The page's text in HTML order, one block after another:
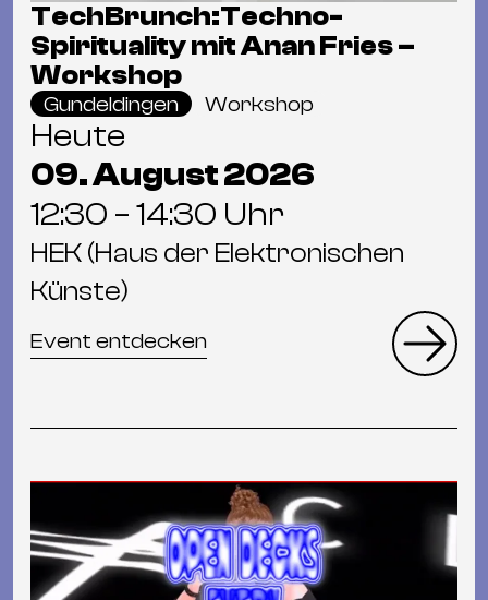
TechBrunch:Techno-
Spirituality mit Anan Fries –
Workshop
Gundeldingen Workshop
Heute
09. August 2026
12:30 – 14:30 Uhr
HEK (Haus der Elektronischen
Künste)
Event entdecken